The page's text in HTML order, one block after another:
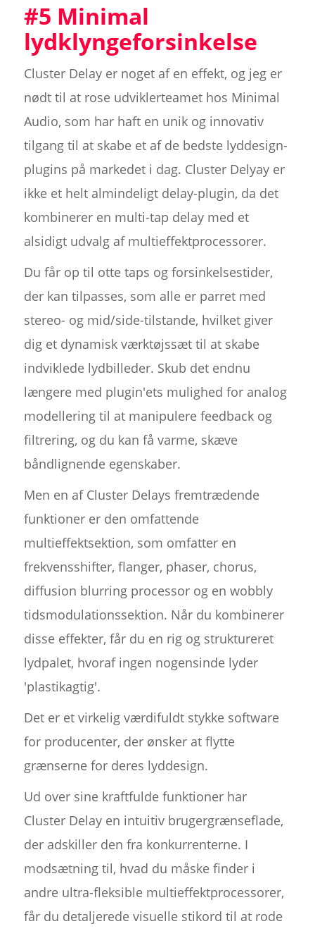
#5 Minimal
lydklyngeforsinkelse
Cluster Delay er noget af en effekt, og jeg er
nødt til at rose udviklerteamet hos Minimal
Audio, som har haft en unik og innovativ
tilgang til at skabe et af de bedste lyddesign-
plugins på markedet i dag. Cluster Delyay er
ikke et helt almindeligt delay-plugin, da det
kombinerer en multi-tap delay med et
alsidigt udvalg af multieffektprocessorer.
Du får op til otte taps og forsinkelsestider,
der kan tilpasses, som alle er parret med
stereo- og mid/side-tilstande, hvilket giver
dig et dynamisk værktøjssæt til at skabe
indviklede lydbilleder. Skub det endnu
længere med plugin'ets mulighed for analog
modellering til at manipulere feedback og
filtrering, og du kan få varme, skæve
båndlignende egenskaber.
Men en af Cluster Delays fremtrædende
funktioner er den omfattende
multieffektsektion, som omfatter en
frekvensshifter, flanger, phaser, chorus,
diffusion blurring processor og en wobbly
tidsmodulationssektion. Når du kombinerer
disse effekter, får du en rig og struktureret
lydpalet, hvoraf ingen nogensinde lyder
'plastikagtig'.
Det er et virkelig værdifuldt stykke software
for producenter, der ønsker at flytte
grænserne for deres lyddesign.
Ud over sine kraftfulde funktioner har
Cluster Delay en intuitiv brugergrænseflade,
der adskiller den fra konkurrenterne. I
modsætning til, hvad du måske finder i
andre ultra-fleksible multieffektprocessorer,
får du detaljerede visuelle stikord til at rode